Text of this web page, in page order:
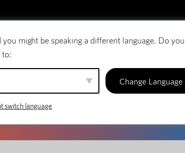
Domænenavne SiteBuilder
might be speaking a different language. Do you
to:
Change Language
switch language